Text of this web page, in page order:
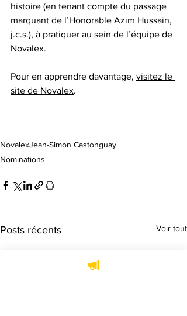
histoire (en tenant compte du passage
marquant de l’Honorable Azim Hussain,
j.c.s.), à pratiquer au sein de l’équipe de
Novalex.
Pour en apprendre davantage, visitez le
site de Novalex.
NovalexJean-Simon Castonguay
Nominations
Posts récents Voir tout